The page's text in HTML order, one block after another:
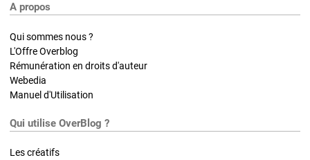
A propos
Qui sommes nous ?
L'Offre Overblog
Rémunération en droits d'auteur
Webedia
Manuel d'Utilisation
Qui utilise OverBlog ?
Les créatifs